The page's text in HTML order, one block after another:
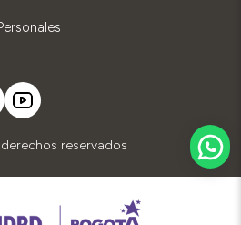
reservados